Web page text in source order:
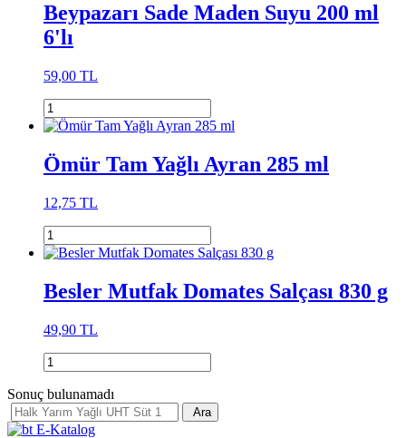
Beypazarı Sade Maden Suyu 200 ml
6'lı
59,00 TL
Ömür Tam Yağlı Ayran 285 ml
12,75 TL
Besler Mutfak Domates Salçası 830 g
49,90 TL
Sonuç bulunamadı
Ara
E-Katalog